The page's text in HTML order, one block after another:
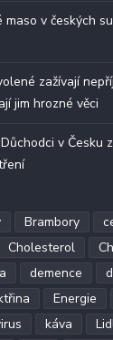
maso v českých
zažívají
jim hrozné věci
Důchodci v Česku
Brambory
Cholesterol
demence
Energie
káva